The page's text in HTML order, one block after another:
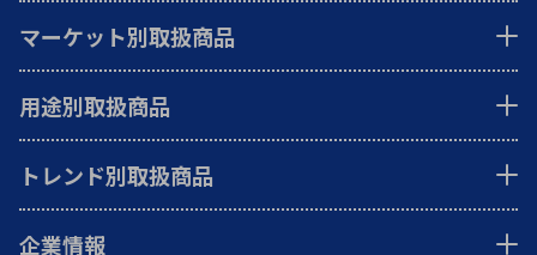
マーケット別取扱商品
用途別取扱商品
トレンド別取扱商品
企業情報